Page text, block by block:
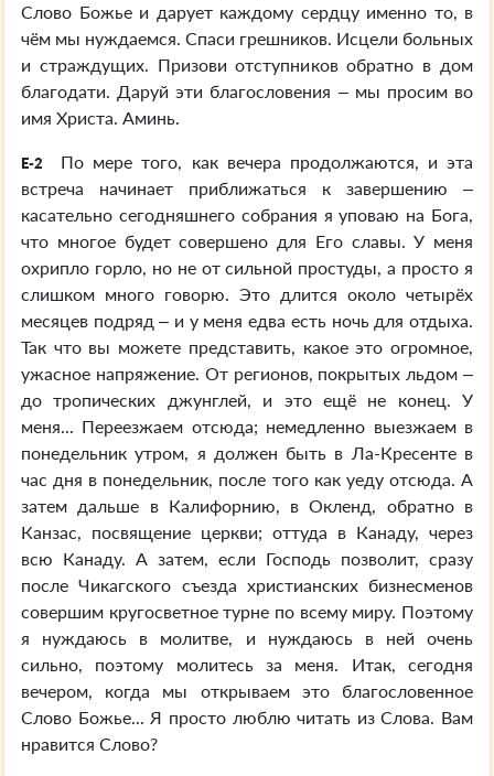
Слово Божье и дарует каждому сердцу именно то, в
чём мы нуждаемся. Спаси грешников. Исцели больных
и страждущих. Призови отступников обратно в дом
благодати. Даруй эти благословения – мы просим во
имя Христа. Аминь.
E-2
По мере того, как вечера продолжаются, и эта
встреча начинает приближаться к завершению –
касательно сегодняшнего собрания я уповаю на Бога,
что многое будет совершено для Его славы. У меня
охрипло горло, но не от сильной простуды, а просто я
слишком много говорю. Это длится около четырёх
месяцев подряд – и у меня едва есть ночь для отдыха.
Так что вы можете представить, какое это огромное,
ужасное напряжение. От регионов, покрытых льдом –
до тропических джунглей, и это ещё не конец. У
меня... Переезжаем отсюда; немедленно выезжаем в
понедельник утром, я должен быть в Ла-Кресенте в
час дня в понедельник, после того как уеду отсюда. А
затем дальше в Калифорнию, в Окленд, обратно в
Канзас, посвящение церкви; оттуда в Канаду, через
всю Канаду. А затем, если Господь позволит, сразу
после Чикагского съезда христианских бизнесменов
совершим кругосветное турне по всему миру. Поэтому
я нуждаюсь в молитве, и нуждаюсь в ней очень
сильно, поэтому молитесь за меня. Итак, сегодня
вечером, когда мы открываем это благословенное
Слово Божье... Я просто люблю читать из Слова. Вам
нравится Слово?